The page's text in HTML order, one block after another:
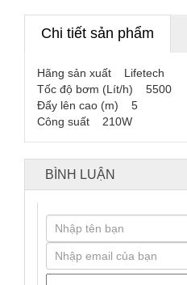
Chi tiết sản phẩm
Hãng sản xuất Lifetech
Tốc độ bơm (Lít/h) 5500
Đẩy lên cao (m) 5
Công suất 210W
BÌNH LUẬN